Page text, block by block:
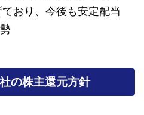
おり、今後も安定配当
の株主還元方針